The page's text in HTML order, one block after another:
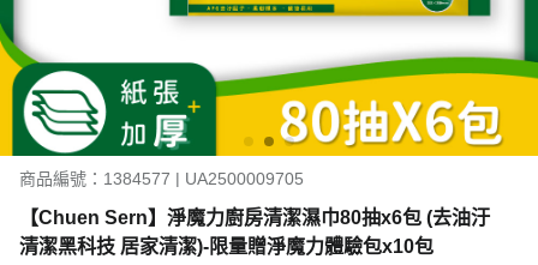
商品編號：1384577 | UA2500009705
【Chuen Sern】淨魔力廚房清潔濕巾80抽x6包 (去油汙
清潔黑科技 居家清潔)-限量贈淨魔力體驗包x10包